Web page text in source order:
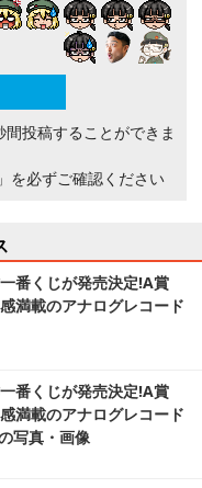
投稿することができま
を必ずご確認ください
番くじが発売決定!A賞
満載のアナログレコード
番くじが発売決定!A賞
満載のアナログレコード
写真・画像